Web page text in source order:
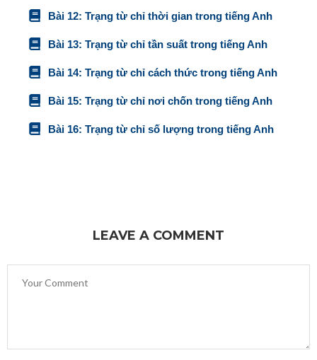
Bài 12: Trạng từ chỉ thời gian trong tiếng Anh
Bài 13: Trạng từ chỉ tần suất trong tiếng Anh
Bài 14: Trạng từ chỉ cách thức trong tiếng Anh
Bài 15: Trạng từ chỉ nơi chốn trong tiếng Anh
Bài 16: Trạng từ chỉ số lượng trong tiếng Anh
LEAVE A COMMENT